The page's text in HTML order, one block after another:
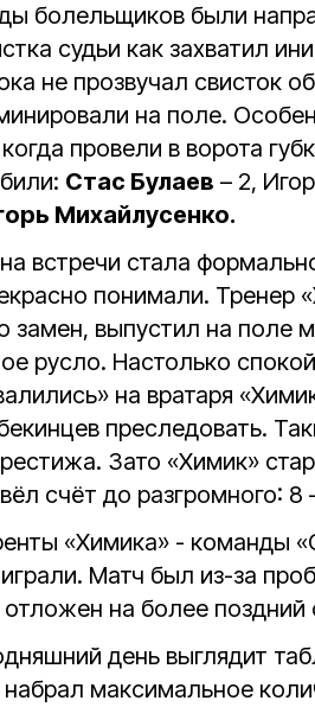
болельщиков были
судьи как захватил
не прозвучал свисток
на поле.
провели в ворота
Стас Булаев – 2,
Михайлусенко.
встречи стала
понимали. Тренер
замен, выпустил на поле
русло. Настолько
на вратаря
преследовать.
Зато «Химик»
счёт до разгромного: 8
«Химика» - команды
Матч был из-за
на более поздний
день выглядит
набрал максимальное